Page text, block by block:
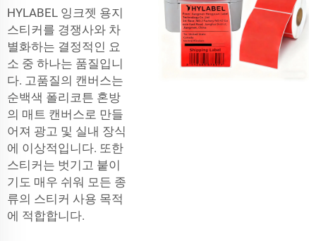
HYLABEL 잉크젯 용지
스티커를 경쟁사와 차
별화하는 결정적인 요
소 중 하나는 품질입니
다. 고품질의 캔버스는
순백색 폴리코튼 혼방
의 매트 캔버스로 만들
어져 광고 및 실내 장식
에 이상적입니다. 또한
스티커는 벗기고 붙이
기도 매우 쉬워 모든 종
류의 스티커 사용 목적
에 적합합니다.